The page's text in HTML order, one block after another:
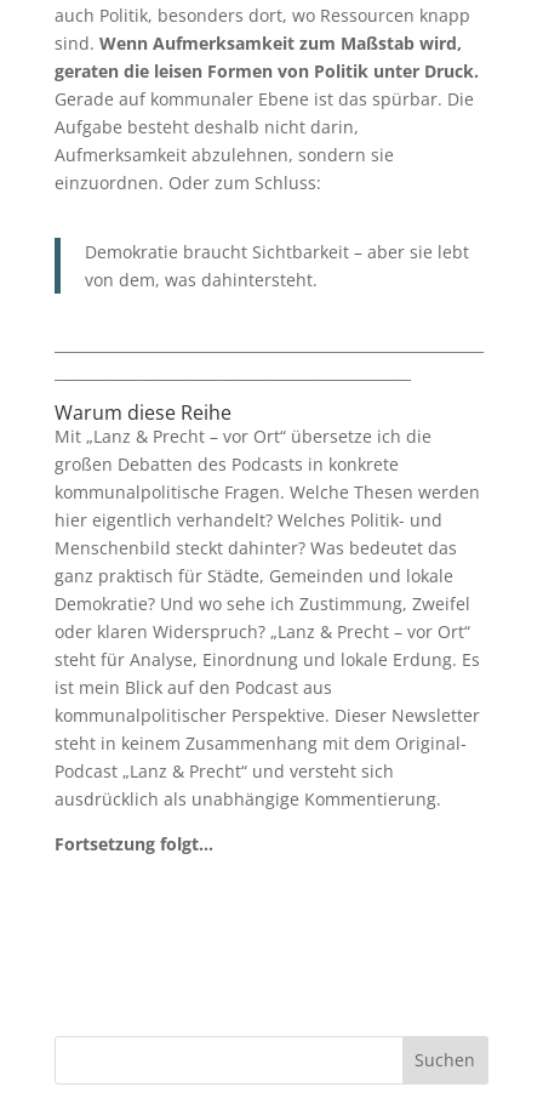
auch Politik, besonders dort, wo Ressourcen knapp
sind. Wenn Aufmerksamkeit zum Maßstab wird,
geraten die leisen Formen von Politik unter Druck.
Gerade auf kommunaler Ebene ist das spürbar. Die
Aufgabe besteht deshalb nicht darin,
Aufmerksamkeit abzulehnen, sondern sie
einzuordnen. Oder zum Schluss:
Demokratie braucht Sichtbarkeit – aber sie lebt
von dem, was dahintersteht.
Warum diese Reihe
Mit „Lanz & Precht – vor Ort“ übersetze ich die
großen Debatten des Podcasts in konkrete
kommunalpolitische Fragen. Welche Thesen werden
hier eigentlich verhandelt? Welches Politik- und
Menschenbild steckt dahinter? Was bedeutet das
ganz praktisch für Städte, Gemeinden und lokale
Demokratie? Und wo sehe ich Zustimmung, Zweifel
oder klaren Widerspruch? „Lanz & Precht – vor Ort“
steht für Analyse, Einordnung und lokale Erdung. Es
ist mein Blick auf den Podcast aus
kommunalpolitischer Perspektive. Dieser Newsletter
steht in keinem Zusammenhang mit dem Original-
Podcast „Lanz & Precht“ und versteht sich
ausdrücklich als unabhängige Kommentierung.
Fortsetzung folgt…
Suchen